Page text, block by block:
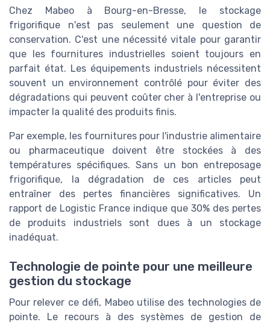
Chez Mabeo à Bourg-en-Bresse, le stockage
frigorifique n'est pas seulement une question de
conservation. C'est une nécessité vitale pour garantir
que les fournitures industrielles soient toujours en
parfait état. Les équipements industriels nécessitent
souvent un environnement contrôlé pour éviter des
dégradations qui peuvent coûter cher à l'entreprise ou
impacter la qualité des produits finis.
Par exemple, les fournitures pour l'industrie alimentaire
ou pharmaceutique doivent être stockées à des
températures spécifiques. Sans un bon entreposage
frigorifique, la dégradation de ces articles peut
entraîner des pertes financières significatives. Un
rapport de Logistic France indique que 30% des pertes
de produits industriels sont dues à un stockage
inadéquat.
Technologie de pointe pour une meilleure
gestion du stockage
Pour relever ce défi, Mabeo utilise des technologies de
pointe. Le recours à des systèmes de gestion de